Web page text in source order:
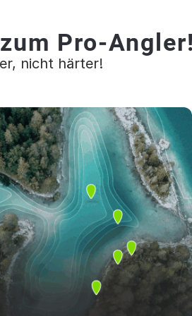
Pro-
nicht härter!